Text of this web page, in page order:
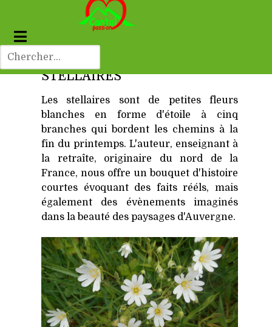
STELLAIRES
Les stellaires sont de petites fleurs
blanches en forme d'étoile à cinq
branches qui bordent les chemins à la
fin du printemps. L'auteur, enseignant à
la retraîte, originaire du nord de la
France, nous offre un bouquet d'histoire
courtes évoquant des faits rééls, mais
également des évènements imaginés
dans la beauté des paysages d'Auvergne.